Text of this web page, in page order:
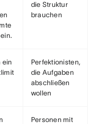
die Struktur
brauchen
ein
Perfektionisten,
die Aufgaben
abschließen
wollen
Personen mit